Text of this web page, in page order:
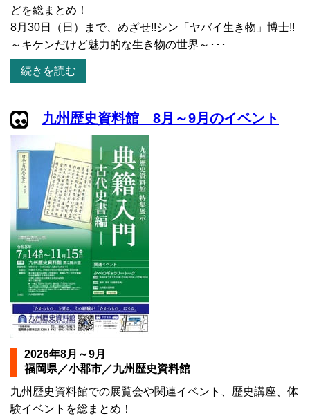
どを総まとめ！
8月30日（日）まで、めざせ!!シン「ヤバイ生き物」博士!!
～キケンだけど魅力的な生き物の世界～･･･
続きを読む
九州歴史資料館 8月～9月のイベント
2026年8月～9月
福岡県／小郡市／九州歴史資料館
九州歴史資料館での展覧会や関連イベント、歴史講座、体
験イベントを総まとめ！